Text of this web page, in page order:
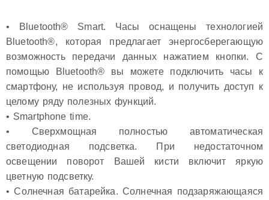
• Bluetooth® Smart. Часы оснащены технологией
Bluetooth®, которая предлагает энергосберегающую
возможность передачи данных нажатием кнопки. С
помощью Bluetooth® вы можете подключить часы к
смартфону, не используя провод, и получить доступ к
целому ряду полезных функций.
• Smartphone time.
• Сверхмощная полностью автоматическая
светодиодная подсветка. При недостаточном
освещении поворот Вашей кисти включит яркую
цветную подсветку.
• Солнечная батарейка. Солнечная подзаряжающаяся